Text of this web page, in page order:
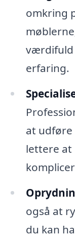
omkring
værdifuld
erfaring.
at
lettere at
også at
du kan